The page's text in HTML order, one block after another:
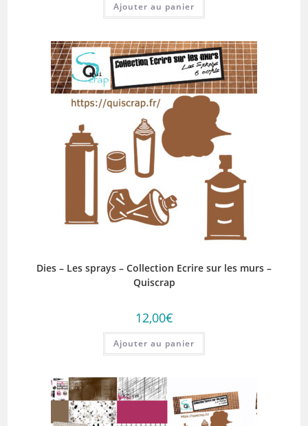
Ajouter au panier
Dies – Les sprays – Collection Ecrire sur les murs –
Quiscrap
12,00€
Ajouter au panier